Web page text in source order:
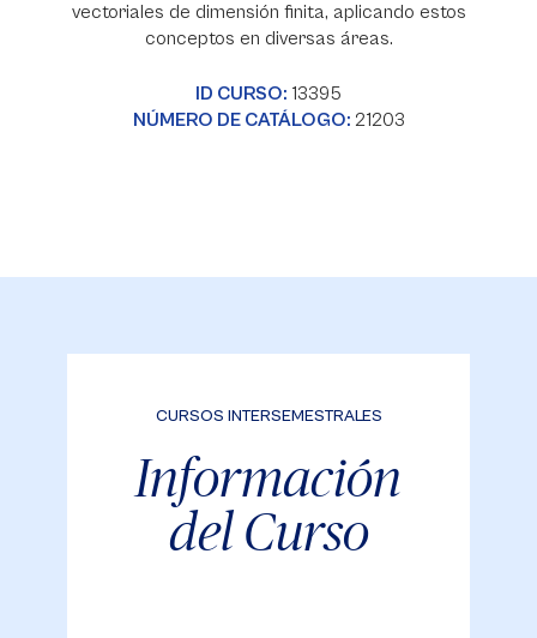
vectoriales de dimensión finita, aplicando estos
conceptos en diversas áreas.
ID CURSO: 13395
NÚMERO DE CATÁLOGO: 21203
CURSOS INTERSEMESTRALES
Información
del Curso